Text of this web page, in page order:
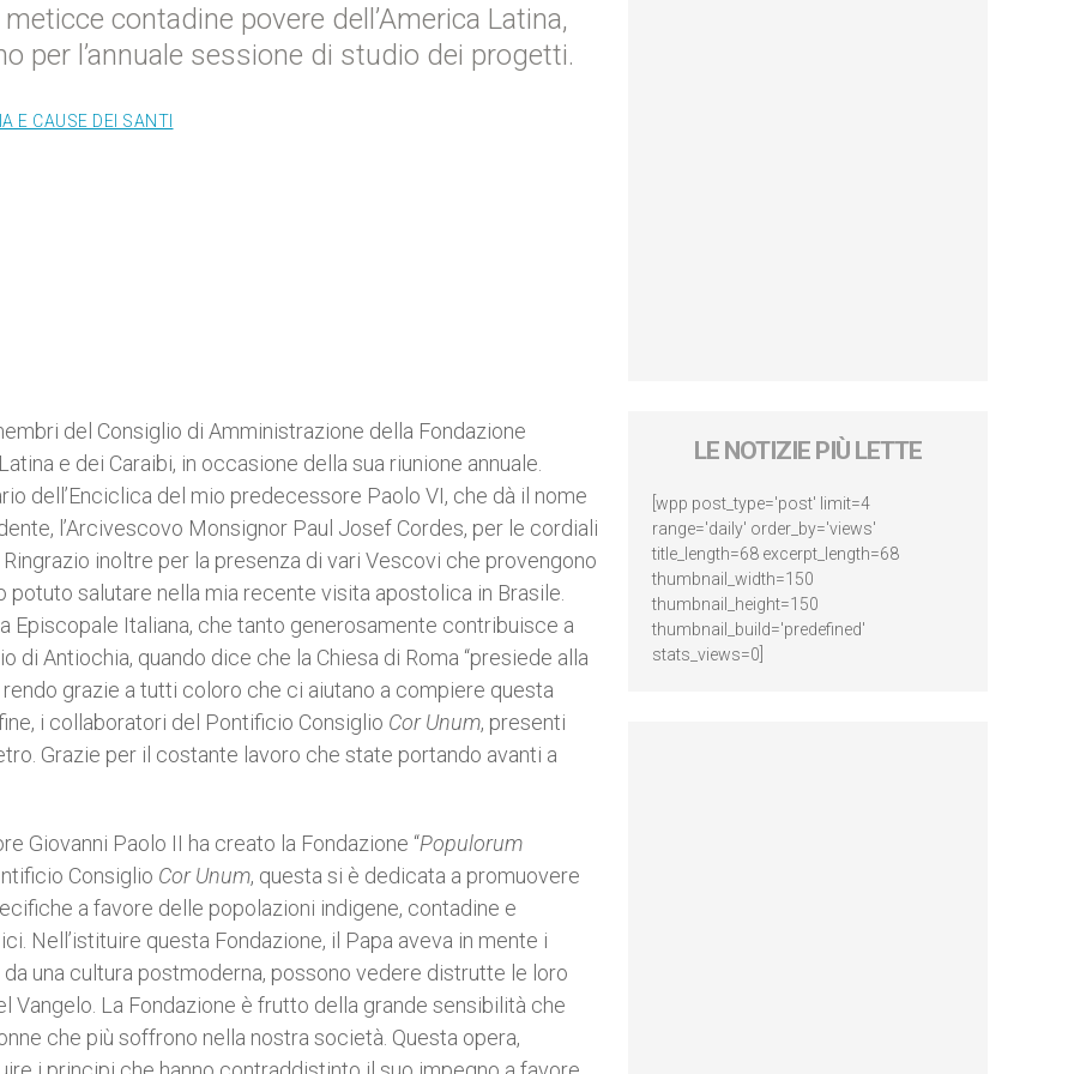
contadine povere dell’America Latina,
per l’annuale sessione di studio dei progetti.
E CAUSE DEI SANTI
del Consiglio di Amministrazione della Fondazione
e dei Caraibi, in occasione della sua riunione annuale.
dell’Enciclica del mio predecessore Paolo VI, che dà il nome
l’Arcivescovo Monsignor Paul Josef Cordes, per le cordiali
inoltre per la presenza di vari Vescovi che provengono
potuto salutare nella mia recente visita apostolica in Brasile.
Episcopale Italiana, che tanto generosamente contribuisce a
di Antiochia, quando dice che la Chiesa di Roma “presiede alla
grazie a tutti coloro che ci aiutano a compiere questa
i collaboratori del Pontificio Consiglio Cor Unum, presenti
Grazie per il costante lavoro che state portando avanti a
Giovanni Paolo II ha creato la Fondazione “Populorum
Consiglio Cor Unum, questa si è dedicata a promuovere
a favore delle popolazioni indigene, contadine e
Nell’istituire questa Fondazione, il Papa aveva in mente i
una cultura postmoderna, possono vedere distrutte le loro
La Fondazione è frutto della grande sensibilità che
che più soffrono nella nostra società. Questa opera,
LE NOTIZIE PIÙ LETTE
[wpp post_type='post' limit=4
range='daily' order_by='views'
title_length=68 excerpt_length=68
thumbnail_width=150
thumbnail_height=150
thumbnail_build='predefined'
stats_views=0]